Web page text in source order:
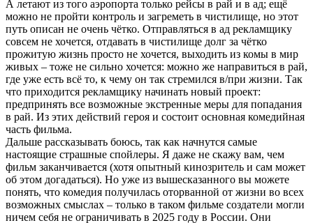
А летают из того аэропорта только рейсы в рай и в ад; ещё
можно не пройти контроль и загреметь в чистилище, но этот
путь описан не очень чётко. Отправляться в ад рекламщику
совсем не хочется, отдавать в чистилище долг за чётко
прожитую жизнь просто не хочется, выходить из комы в мир
живых – тоже не сильно хочется: можно же направиться в рай,
где уже есть всё то, к чему он так стремился в/при жизни. Так
что приходится рекламщику начинать новый проект:
предпринять все возможные экстренные меры для попадания
в рай. Из этих действий героя и состоит основная комедийная
часть фильма.
Дальше рассказывать боюсь, так как начнутся самые
настоящие страшные спойлеры. Я даже не скажу вам, чем
фильм заканчивается (хотя опытный кинозритель и сам может
об этом догадаться). Но уже из вышесказанного вы можете
понять, что комедия получилась оторванной от жизни во всех
возможных смыслах – только в таком фильме создатели могли
ничем себя не ограничивать в 2025 году в России. Они